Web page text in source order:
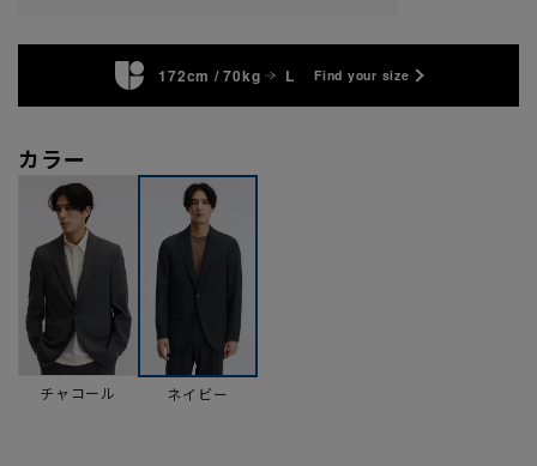
172cm / 70kg L Find your size
カラー
チャコール ネイビー